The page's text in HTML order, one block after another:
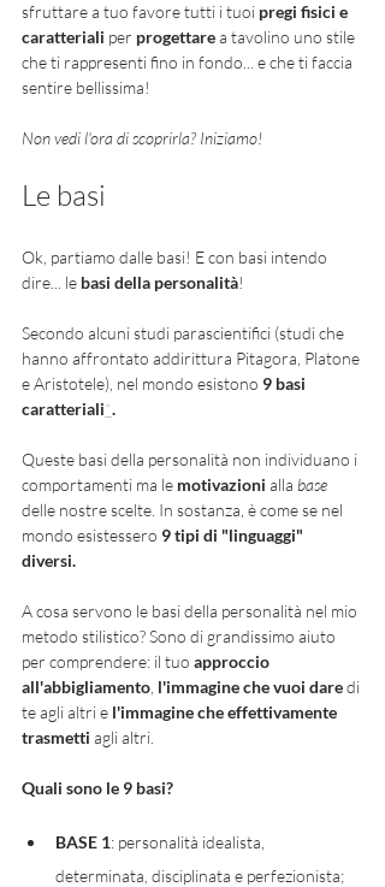
sfruttare a tuo favore tutti i tuoi pregi fisici e
caratteriali per progettare a tavolino uno stile
che ti rappresenti fino in fondo... e che ti faccia
sentire bellissima!
Non vedi l'ora di scoprirla? Iniziamo!
Le basi
Ok, partiamo dalle basi! E con basi intendo
dire... le basi della personalità!
Secondo alcuni studi parascientifici (studi che
hanno affrontato addirittura Pitagora, Platone
e Aristotele), nel mondo esistono 9 basi
caratteriali*.
Queste basi della personalità non individuano i
comportamenti ma le motivazioni alla base
delle nostre scelte. In sostanza, è come se nel
mondo esistessero 9 tipi di "linguaggi"
diversi.
A cosa servono le basi della personalità nel mio
metodo stilistico? Sono di grandissimo aiuto
per comprendere: il tuo approccio
all'abbigliamento l'immagine che vuoi dare di
te agli altri e l'immagine che effettivamente
trasmetti agli altri.
Quali sono le 9 basi?
BASE 1: personalità idealista,
determinata, disciplinata e perfezionista;